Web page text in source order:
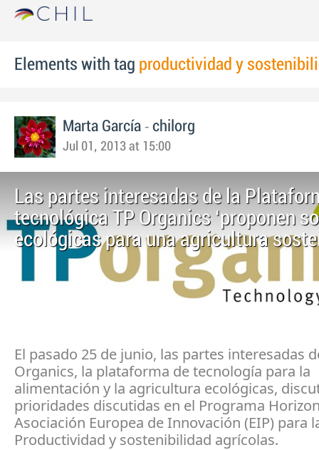
Elements with tag productividad y
Marta García - chilorg
Jul 01, 2013 at 15:00
Las partes interesadas de la
tecnológica TP Organics ‘proponen
ecológicas para una agricultura
El pasado 25 de junio, las partes interesadas
Organics, la plataforma de tecnología para la
alimentación y la agricultura ecológicas,
prioridades discutidas en el Programa
Asociación Europea de Innovación (EIP) para
Productividad y sostenibilidad agrícolas.